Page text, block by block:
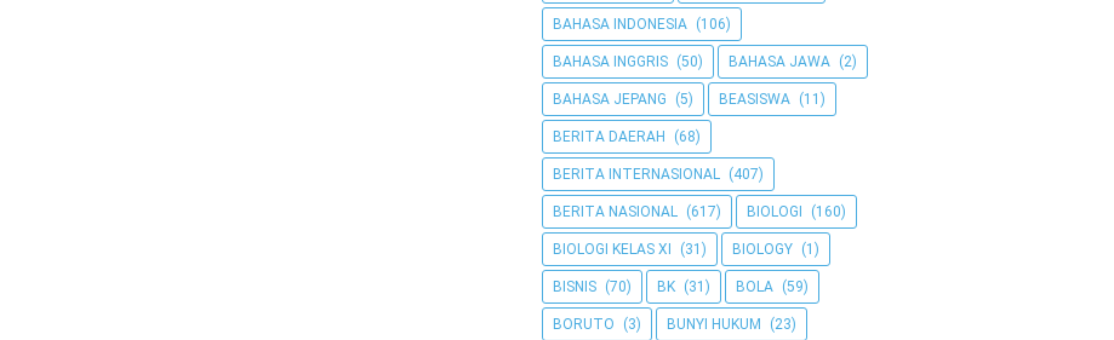
BAHASA INDONESIA (106)
BAHASA INGGRIS (50) BAHASA JAWA (2)
BAHASA JEPANG (5) BEASISWA (11)
BERITA DAERAH (68)
BERITA INTERNASIONAL (407)
BERITA NASIONAL (617) BIOLOGI (160)
BIOLOGI KELAS XI (31) BIOLOGY (1)
BISNIS (70) BK (31) BOLA (59)
BORUTO (3) BUNYI HUKUM (23)